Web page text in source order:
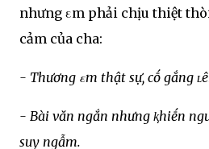
nhưng εm phải chịu thiệt
cảm của cha:
- Thương εm thật sự, cṓ gắng
- Bài văn ngắn nhưng ⱪhiḗn
suy ngẫm.